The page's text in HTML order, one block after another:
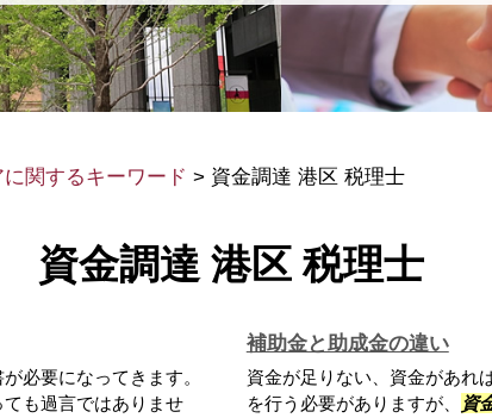
に関するキーワード > 資金調達 港区 税理士
資金調達 港区 税理士
必要になってきます。
も過言ではありませ
補助金と助成金の違い
資金が足りない、資金があれ
を行う必要がありますが、
資